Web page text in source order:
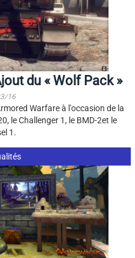
du « Wolf Pack »
16
Warfare à l'occasion de la
le Challenger 1, le BMD-2et le
1.